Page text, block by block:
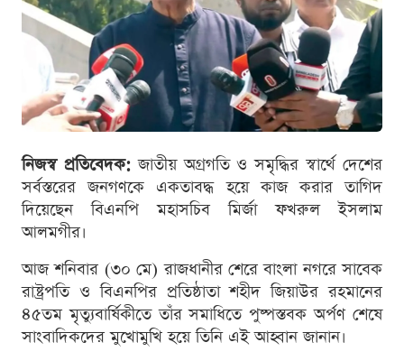
নিজস্ব প্রতিবেদক:জাতীয় অগ্রগতি ও সমৃদ্ধির স্বার্থে দেশের
সর্বস্তরের জনগণকে একতাবদ্ধ হয়ে কাজ করার তাগিদ
দিয়েছেন বিএনপি মহাসচিব মির্জা ফখরুল ইসলাম
আলমগীর।
আজ শনিবার (৩০ মে) রাজধানীর শেরে বাংলা নগরে সাবেক
রাষ্ট্রপতি ও বিএনপির প্রতিষ্ঠাতা শহীদ জিয়াউর রহমানের
৪৫তম মৃত্যুবার্ষিকীতে তাঁর সমাধিতে পুষ্পস্তবক অর্পণ শেষে
সাংবাদিকদের মুখোমুখি হয়ে তিনি এই আহ্বান জানান।